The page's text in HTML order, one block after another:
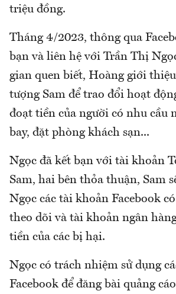
triệu đồng.
Tháng 4/2023, thông qua
bạn và liên hệ với Trần Thị
gian quen biết, Hoàng giới
tượng Sam để trao đổi hoạt
đoạt tiền của người có nhu cầu
bay, đặt phòng khách sạn...
Ngọc đã kết bạn với tài khoản
Sam, hai bên thỏa thuận, Sam
Ngọc các tài khoản Facebook
theo dõi và tài khoản ngân
tiền của các bị hại.
Ngọc có trách nhiệm sử dụng
Facebook để đăng bài quảng